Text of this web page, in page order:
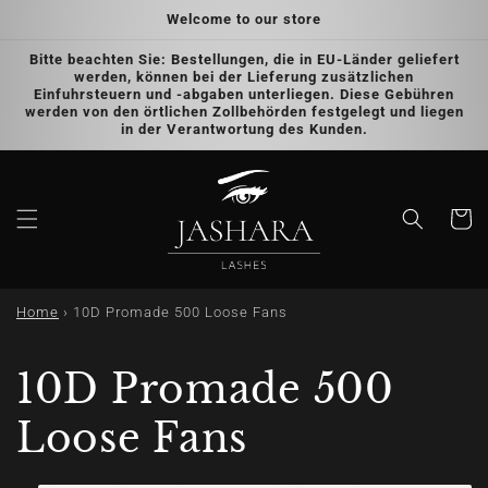
Welcome to our store
Bitte beachten Sie: Bestellungen, die in EU-Länder geliefert
werden, können bei der Lieferung zusätzlichen
Einfuhrsteuern und -abgaben unterliegen. Diese Gebühren
werden von den örtlichen Zollbehörden festgelegt und liegen
in der Verantwortung des Kunden.
Cart
Home › 10D Promade 500 Loose Fans
10D Promade 500
Loose Fans
Skip to